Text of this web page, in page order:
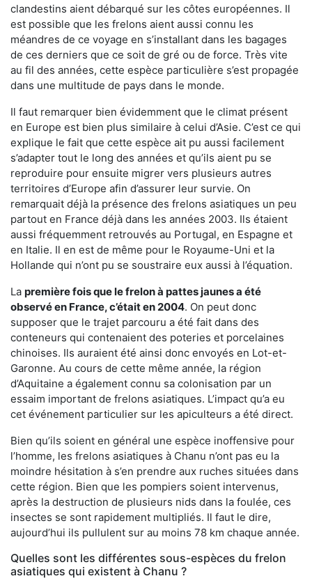
clandestins aient débarqué sur les côtes européennes. Il
est possible que les frelons aient aussi connu les
méandres de ce voyage en s’installant dans les bagages
de ces derniers que ce soit de gré ou de force. Très vite
au fil des années, cette espèce particulière s’est propagée
dans une multitude de pays dans le monde.
Il faut remarquer bien évidemment que le climat présent
en Europe est bien plus similaire à celui d’Asie. C’est ce qui
explique le fait que cette espèce ait pu aussi facilement
s’adapter tout le long des années et qu’ils aient pu se
reproduire pour ensuite migrer vers plusieurs autres
territoires d’Europe afin d’assurer leur survie. On
remarquait déjà la présence des frelons asiatiques un peu
partout en France déjà dans les années 2003. Ils étaient
aussi fréquemment retrouvés au Portugal, en Espagne et
en Italie. Il en est de même pour le Royaume-Uni et la
Hollande qui n’ont pu se soustraire eux aussi à l’équation.
La première fois que le frelon à pattes jaunes a été
observé en France, c’était en 2004. On peut donc
supposer que le trajet parcouru a été fait dans des
conteneurs qui contenaient des poteries et porcelaines
chinoises. Ils auraient été ainsi donc envoyés en Lot-et-
Garonne. Au cours de cette même année, la région
d’Aquitaine a également connu sa colonisation par un
essaim important de frelons asiatiques. L’impact qu’a eu
cet événement particulier sur les apiculteurs a été direct.
Bien qu’ils soient en général une espèce inoffensive pour
l’homme, les frelons asiatiques à Chanu n’ont pas eu la
moindre hésitation à s’en prendre aux ruches situées dans
cette région. Bien que les pompiers soient intervenus,
après la destruction de plusieurs nids dans la foulée, ces
insectes se sont rapidement multipliés. Il faut le dire,
aujourd’hui ils pullulent sur au moins 78 km chaque année.
Quelles sont les différentes sous-espèces du frelon
asiatiques qui existent à Chanu ?